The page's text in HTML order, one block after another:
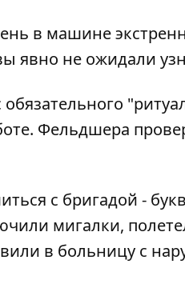
в машине
явно не ожидали
Фельдшера
с бригадой -
мигалки,
в больницу с